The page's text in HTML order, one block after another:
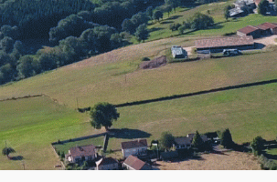
Aller
au
contenu